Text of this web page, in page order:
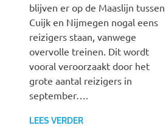
blijven er op de Maaslijn tussen
Cuijk en Nijmegen nogal eens
reizigers staan, vanwege
overvolle treinen. Dit wordt
vooral veroorzaakt door het
grote aantal reizigers in
september….
LEES VERDER